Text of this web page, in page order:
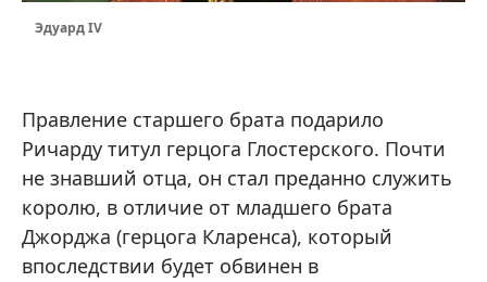
Эдуард IV
Правление старшего брата подарило
Ричарду титул герцога Глостерского. Почти
не знавший отца, он стал преданно служить
королю, в отличие от младшего брата
Джорджа (герцога Кларенса), который
впоследствии будет обвинен в